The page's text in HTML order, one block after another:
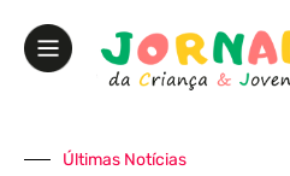
Últimas Notícias